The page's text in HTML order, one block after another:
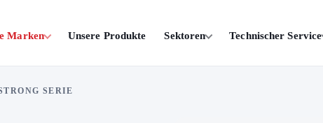
Marken Unsere Produkte Sektoren Technischer Service
SERIE